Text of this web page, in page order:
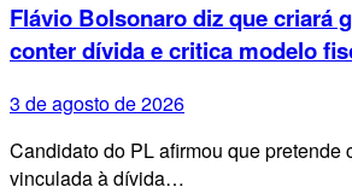
Flávio Bolsonaro diz que criará
conter dívida e critica modelo
3 de agosto de 2026
Candidato do PL afirmou que pretende
vinculada à dívida…